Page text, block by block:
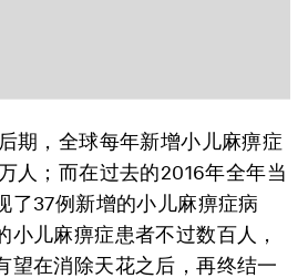
期，全球每年新增小儿麻痹症
人；而在过去的2016年全年当
了37例新增的小儿麻痹症病
小儿麻痹症患者不过数百人，
望在消除天花之后，再终结一